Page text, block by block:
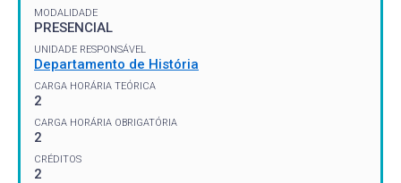
MODALIDADE
PRESENCIAL
UNIDADE RESPONSÁVEL
Departamento de História
CARGA HORÁRIA TEÓRICA
2
CARGA HORÁRIA OBRIGATÓRIA
2
CRÉDITOS
2